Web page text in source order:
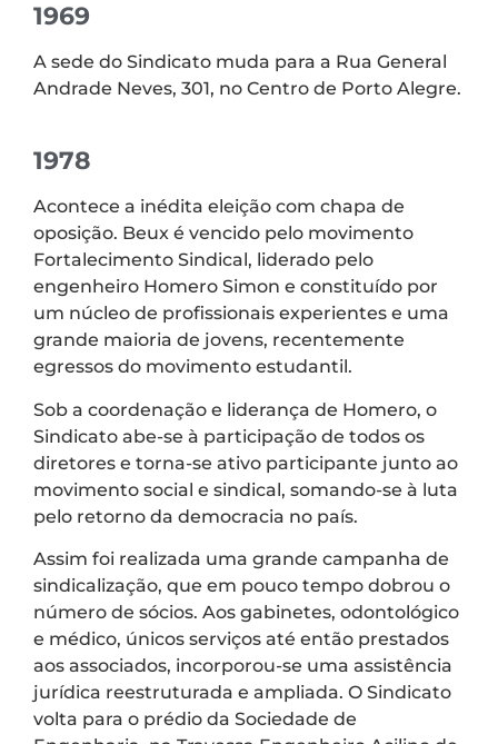
1969
A sede do Sindicato muda para a Rua General
Andrade Neves, 301, no Centro de Porto Alegre.
1978
Acontece a inédita eleição com chapa de
oposição. Beux é vencido pelo movimento
Fortalecimento Sindical, liderado pelo
engenheiro Homero Simon e constituído por
um núcleo de profissionais experientes e uma
grande maioria de jovens, recentemente
egressos do movimento estudantil.
Sob a coordenação e liderança de Homero, o
Sindicato abe-se à participação de todos os
diretores e torna-se ativo participante junto ao
movimento social e sindical, somando-se à luta
pelo retorno da democracia no país.
Assim foi realizada uma grande campanha de
sindicalização, que em pouco tempo dobrou o
número de sócios. Aos gabinetes, odontológico
e médico, únicos serviços até então prestados
aos associados, incorporou-se uma assistência
jurídica reestruturada e ampliada. O Sindicato
volta para o prédio da Sociedade de